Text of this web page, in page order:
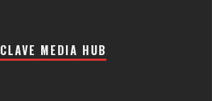
CLAVE MEDIA HUB